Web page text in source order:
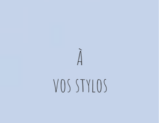
À
vos stylos